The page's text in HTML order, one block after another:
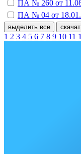
ПА № 260 от
ПА № 04 от
выделить все
1 2 3 4 5 6 7 8 9 10 11